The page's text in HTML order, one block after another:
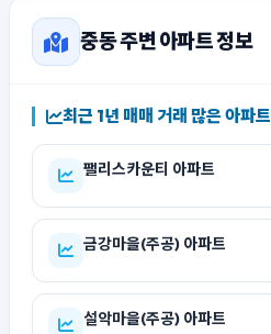
중동 주변 아파트 정보
최근 1년 매매 거래 많은 아파트
팰리스카운티 아파트
금강마을(주공) 아파트
설악마을(주공) 아파트